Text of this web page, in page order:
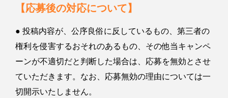
【応募後の対応について】
● 投稿内容が、公序良俗に反しているもの、第三者の
権利を侵害するおそれのあるもの、その他当キャンペ
ーンが不適切だと判断した場合は、応募を無効とさせ
ていただきます。なお、応募無効の理由については一
切開示いたしません。